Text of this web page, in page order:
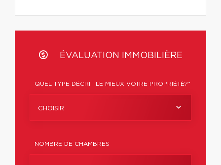
ÉVALUATION IMMOBILIÈRE
QUEL TYPE DÉCRIT LE MIEUX VOTRE PROPRIÉTÉ?*
CHOISIR
NOMBRE DE CHAMBRES